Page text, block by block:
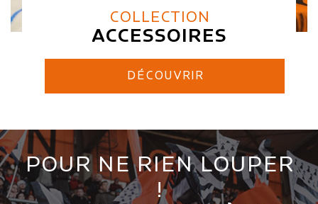
COLLECTION
ACCESSOIRES
DÉCOUVRIR
POUR NE RIEN LOUPER
!